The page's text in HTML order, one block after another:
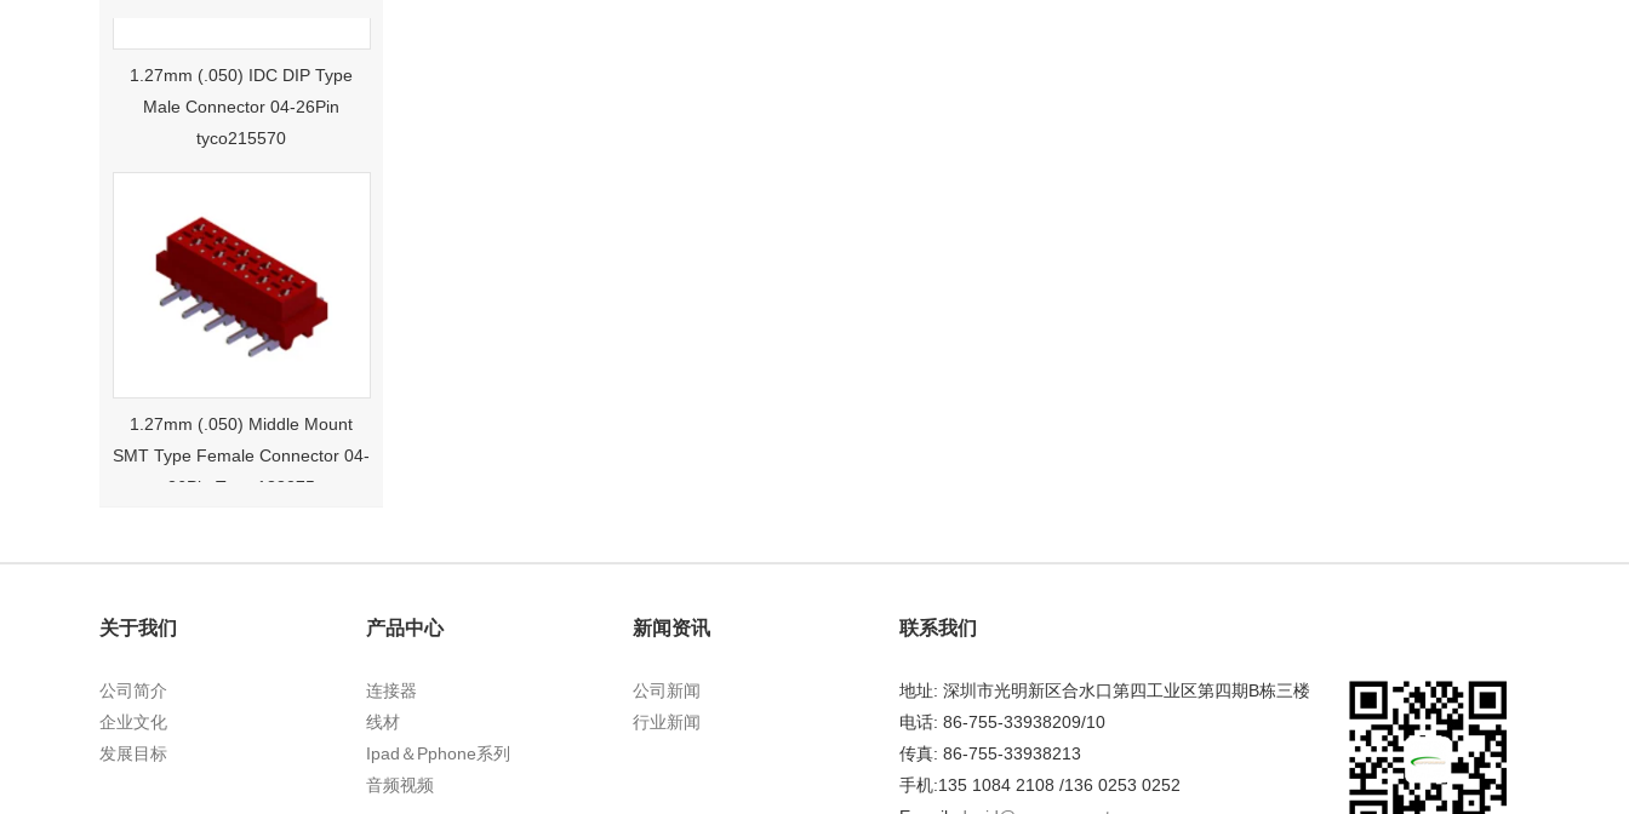
1.27mm (.050) IDC DIP Type
Male Connector 04-26Pin
tyco215570
1.27mm (.050) Middle Mount
SMT Type Female Connector 04-
26Pin Tyco 188275
1.27mm (.050) Right Angle DIP
Type Female Connector 04-26Pin
关于我们
公司简介
企业文化
发展目标
产品中心
连接器
线材
Ipad＆Pphone系列
音频视频
新闻资讯
公司新闻
行业新闻
联系我们
地址: 深圳市光明新区合水口第四工业区第四期B栋三楼
电话: 86-755-33938209/10
传真: 86-755-33938213
手机:135 1084 2108 /136 0253 0252